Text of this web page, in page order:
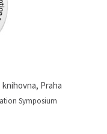
Praha
Symposium